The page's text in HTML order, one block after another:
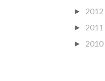
► 2012
► 2011
► 2010